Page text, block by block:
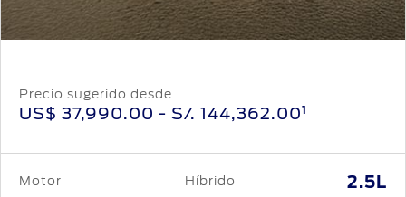
Precio sugerido desde
US$ 37,990.00 - S/. 144,362.001
Motor Híbrido 2.5L